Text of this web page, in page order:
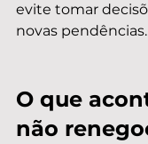
evite tomar
novas pendências.
O que
não